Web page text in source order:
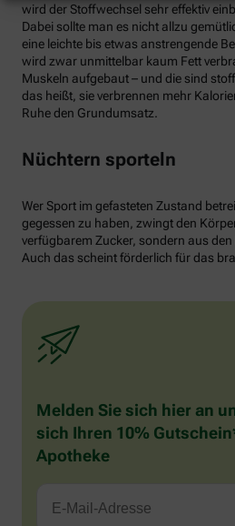
wird der Stoffwechsel sehr effektiv
Dabei sollte man es nicht allzu
eine leichte bis etwas anstrengende
wird zwar unmittelbar kaum Fett
Muskeln aufgebaut – und die sind
das heißt, sie verbrennen mehr
Ruhe den Grundumsatz.
Nüchtern sporteln
Wer Sport im gefasteten Zustand
gegessen zu haben, zwingt den
verfügbarem Zucker, sondern aus den
Auch das scheint förderlich für das
Melden Sie sich hier an
sich Ihren 10%
Apotheke